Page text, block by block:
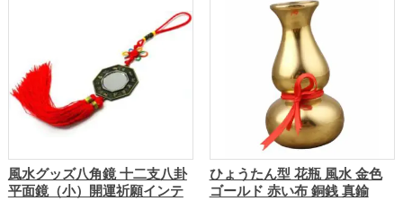
風水グッズ八角鏡 十二支八卦
平面鏡（小）開運祈願インテ
ひょうたん型 花瓶 風水 金色
ゴールド 赤い布 銅銭 真鍮